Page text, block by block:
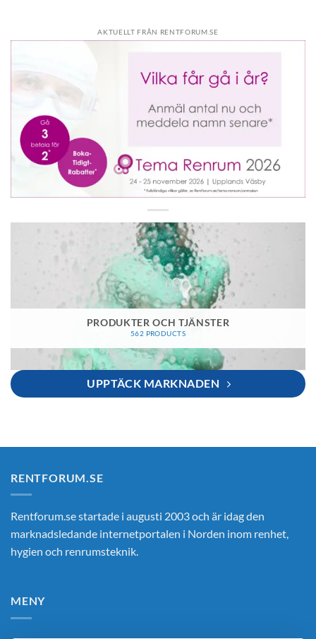
AKTUELLT FRÅN RENTFORUM.SE
PRODUKTER OCH TJÄNSTER
562 PRODUCTS
UPPTÄCK MARKNADEN
RENTFORUM.SE
Rentforum.se startade i augusti 2003 och är idag den
marknadsledande internetportalen i Norden inom renhet,
hygien och renrumsteknik.
MENY